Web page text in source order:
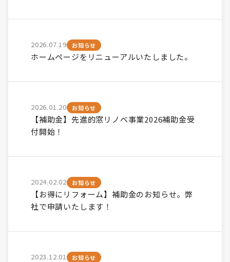
2026.07.19 お知らせ
ホームページをリニューアルいたしました。
2026.01.20 お知らせ
【補助金】先進的窓リノベ事業2026補助金受
付開始！
2024.02.02 お知らせ
【お得にリフォーム】補助金のお知らせ。弊
社で申請いたします！
2023.12.01 お知らせ